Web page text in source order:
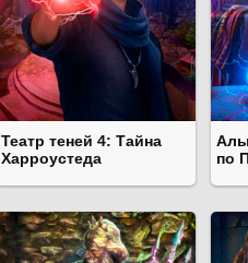
Театр теней 4: Тайна
Харроустеда
по